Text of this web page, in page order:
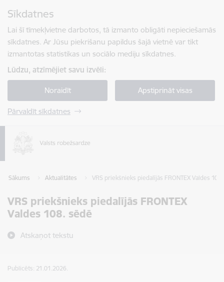
Sīkdatnes
Lai šī tīmekļvietne darbotos, tā izmanto obligāti nepieciešamās
sīkdatnes. Ar Jūsu piekrišanu papildus šajā vietnē var tikt
izmantotas statistikas un sociālo mediju sīkdatnes.
Lūdzu, atzīmējiet savu izvēli:
Noraidīt Apstiprināt visas
Pārvaldīt sīkdatnes
Sākums Aktualitātes VRS priekšnieks piedalījās FRONTEX Valdes
VRS priekšnieks piedalījās FRONTEX
Valdes 108. sēdē
Atskaņot tekstu
Publicēts: 21.01.2026.